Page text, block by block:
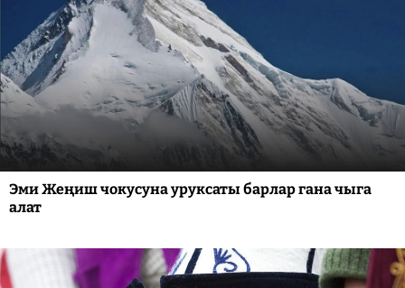
Эми Жеңиш чокусуна уруксаты барлар гана чыга
алат